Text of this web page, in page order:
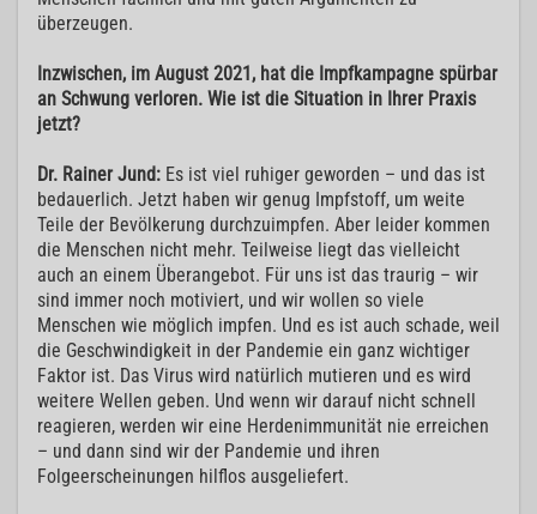
überzeugen.
Inzwischen, im August 2021, hat die Impfkampagne spürbar
an Schwung verloren. Wie ist die Situation in Ihrer Praxis
jetzt?
Dr. Rainer Jund: Es ist viel ruhiger geworden – und das ist
bedauerlich. Jetzt haben wir genug Impfstoff, um weite
Teile der Bevölkerung durchzuimpfen. Aber leider kommen
die Menschen nicht mehr. Teilweise liegt das vielleicht
auch an einem Überangebot. Für uns ist das traurig – wir
sind immer noch motiviert, und wir wollen so viele
Menschen wie möglich impfen. Und es ist auch schade, weil
die Geschwindigkeit in der Pandemie ein ganz wichtiger
Faktor ist. Das Virus wird natürlich mutieren und es wird
weitere Wellen geben. Und wenn wir darauf nicht schnell
reagieren, werden wir eine Herdenimmunität nie erreichen
– und dann sind wir der Pandemie und ihren
Folgeerscheinungen hilflos ausgeliefert.